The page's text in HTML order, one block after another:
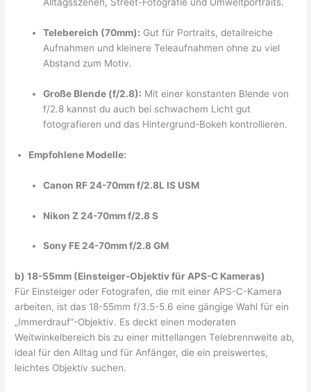
Telebereich (70mm): Gut für Portraits, detailreiche
Aufnahmen und kleinere Teleaufnahmen ohne zu viel
Abstand zum Motiv.
Große Blende (f/2.8): Mit einer konstanten Blende von
f/2.8 kannst du auch bei schwachem Licht gut
fotografieren und das Hintergrund-Bokeh kontrollieren.
Empfohlene Modelle:
Canon RF 24-70mm f/2.8L IS USM
Nikon Z 24-70mm f/2.8 S
Sony FE 24-70mm f/2.8 GM
b) 18-55mm (Einsteiger-Objektiv für APS-C Kameras)
Für Einsteiger oder Fotografen, die mit einer APS-C-Kamera
arbeiten, ist das 18-55mm f/3.5-5.6 eine gängige Wahl für ein
„Immerdrauf“-Objektiv. Es deckt einen moderaten
Weitwinkelbereich bis zu einer mittellangen Telebrennweite ab,
ideal für den Alltag und für Anfänger, die ein preiswertes,
leichtes Objektiv suchen.